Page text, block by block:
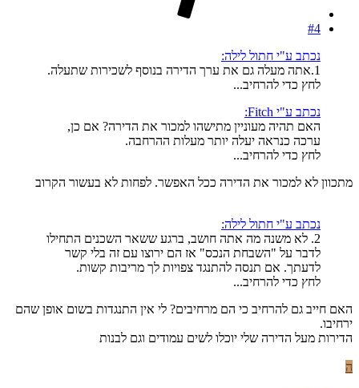
#4
נכתב ע"י חתול לילה:
1.אתה מעלה גם את ערך הדירה בנוסף לשכירות שתעלה.
לחץ כדי להרחיב...
נכתב ע"י Fitch:
האם תהיה מעוניין מתישהו למכור את הדירה? אם כן,
ערכה כנראה יעלה יותר מעלות ההרחבה.
לחץ כדי להרחיב...
מתכוון לא למכור את הדירה ככל האפשר. לפחות לא בעשור הקרוב
נכתב ע"י חתול לילה:
2. לא משנה מה אתה חושב, ברגע ששאר השכנים התחילו
לדבר על "השבחת הנכס" אז הם ירוצו עם זה בלי קשר
לדעתך. אם תנסה להתנגד צפויות לך מריבות קשות.
לחץ כדי להרחיב...
האם חייב גם להרחיב כי הם מרחיבים? לי אין התנגדות בשום אופן שהם
ירחיבו.
הדירות מעל הדירה שלי יוכלו לשים עמודים וגם לבנות
ה